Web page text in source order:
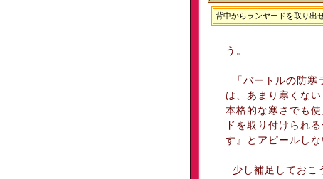
背中からランヤードを取り出
う。
「バートルの防寒
は、あまり寒くな
本格的な寒さでも
ドを取り付けられ
す』とアピールし
少し補足しておこ